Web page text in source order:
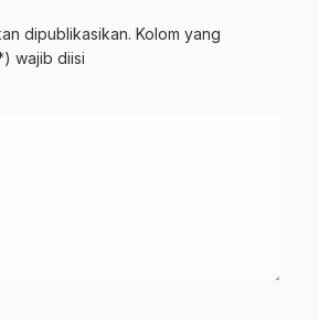
dipublikasikan. Kolom yang
wajib diisi